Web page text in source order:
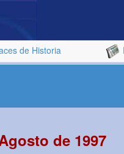
de Historia
de 1997